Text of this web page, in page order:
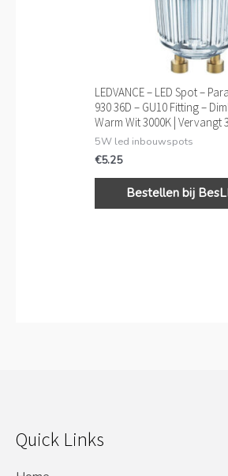
LEDVANCE – LED Spot –
930 36D – GU10 Fitting –
Warm Wit 3000K | Vervangt
5W led inbouwspots
€5.25
Bestellen bij
Quick Links